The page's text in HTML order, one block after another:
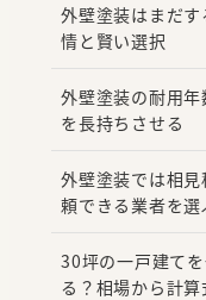
外壁塗装はまだ
情と賢い選択
外壁塗装の耐用
を長持ちさせる
外壁塗装では相
頼できる業者を
30坪の一戸建て
る？相場から計